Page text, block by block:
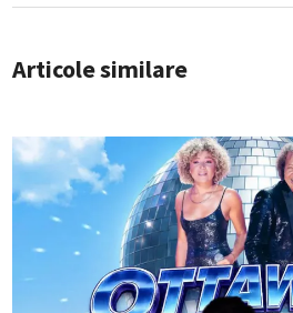
Articole similare